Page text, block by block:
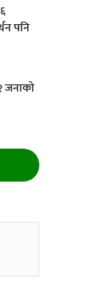
पनि
जनाको